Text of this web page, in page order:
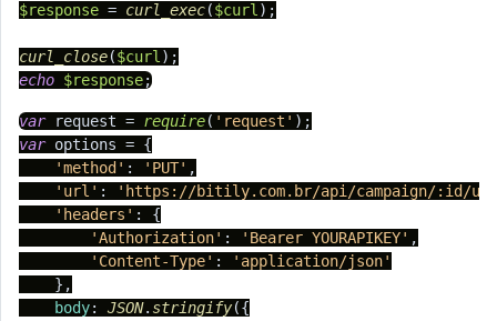
$response = curl_exec($curl );
curl_close($curl
echo $response;
var request = require( 'request'
var options = {
'method' : 'PUT' ,
'url' :
'https://bitily.com.br/api/campaign/:id/
'headers' : {
'Authorization' : 'Bearer YOURAPIKEY' ,
'Content-Type' :
'application/json'
    },
body: JSON. stringify({